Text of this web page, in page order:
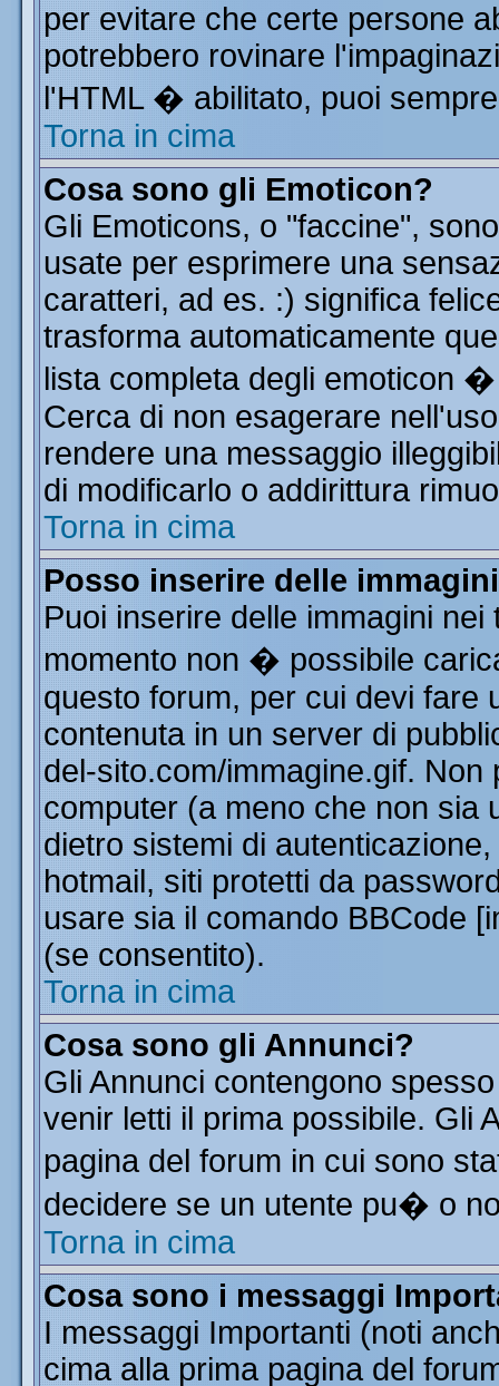
per evitare che certe persone
potrebbero rovinare
l'HTML � abilitato, puoi
Torna in cima
Cosa sono gli Emoticon?
Gli Emoticons, o "faccine",
usate per esprimere una
caratteri, ad es. :) significa
trasforma automaticamente
lista completa degli emoticon
Cerca di non esagerare
rendere una messaggio
di modificarlo o addirittura
Torna in cima
Posso inserire delle
Puoi inserire delle immagini
momento non � possibile
questo forum, per cui devi fare
contenuta in un server di
del-sito.com/immagine.gif.
computer (a meno che non sia
dietro sistemi di
hotmail, siti protetti da
usare sia il comando BBCode
(se consentito).
Torna in cima
Cosa sono gli Annunci?
Gli Annunci contengono
venir letti il prima possibile. Gli
pagina del forum in cui sono
decidere se un utente pu� o
Torna in cima
Cosa sono i messaggi
I messaggi Importanti (noti
cima alla prima pagina del